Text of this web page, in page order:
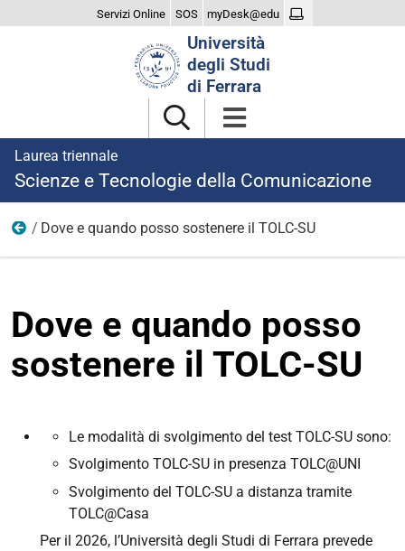
Servizi Online SOS myDesk@edu
Università
degli Studi
di Ferrara
Laurea triennale
Scienze e Tecnologie della Comunicazione
TOLC-SU
Dove e quando posso sostenere il TOLC-SU
Dove e quando posso
sostenere il TOLC-SU
Le modalità di svolgimento del test TOLC-SU sono:
Svolgimento TOLC-SU in presenza TOLC@UNI
Svolgimento del TOLC-SU a distanza tramite
TOLC@Casa
Per il 2026, l’Università degli Studi di Ferrara prevede